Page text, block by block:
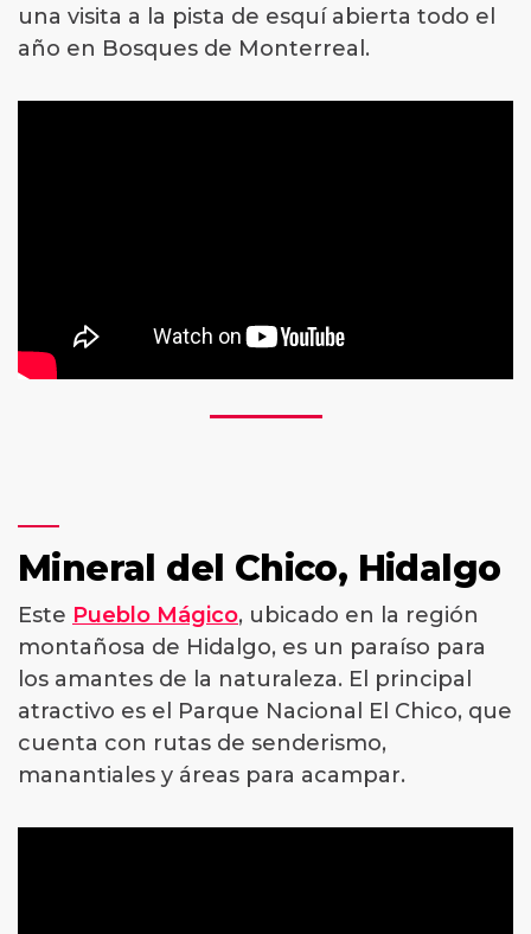
una visita a la pista de esquí abierta todo el
año en Bosques de Monterreal.
Mineral del Chico, Hidalgo
Este Pueblo Mágico, ubicado en la región
montañosa de Hidalgo, es un paraíso para
los amantes de la naturaleza. El principal
atractivo es el Parque Nacional El Chico, que
cuenta con rutas de senderismo,
manantiales y áreas para acampar.